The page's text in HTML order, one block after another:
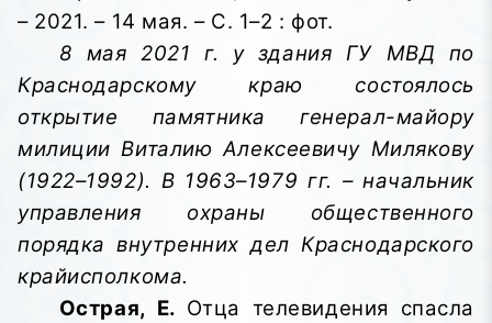
– 2021. – 14 мая. – С. 1–2 : фот.
8 мая 2021 г. у здания ГУ МВД по
Краснодарскому краю состоялось
открытие памятника генерал-майору
милиции Виталию Алексеевичу Милякову
(1922–1992). В 1963–1979 гг. – начальник
управления охраны общественного
порядка внутренних дел Краснодарского
крайисполкома.
Острая, Е. Отца телевидения спасла